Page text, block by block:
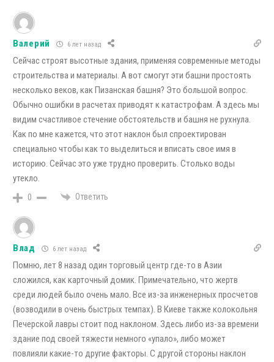
Валерий 6 лет назад
Сейчас строят высотные здания, применяя современные методы
строительства и материалы. А вот смогут эти башни простоять
несколько веков, как Пизанская башня? Это большой вопрос.
Обычно ошибки в расчетах приводят к катастрофам. А здесь мы
видим счастливое стечение обстоятельств и башня не рухнула.
Как по мне кажется, что этот наклон был спроектирован
специально чтобы как то выделиться и вписать свое имя в
историю. Сейчас это уже трудно проверить. Столько воды
утекло.
0 Ответить
Влад 6 лет назад
Помню, лет 8 назад один торговый центр где-то в Азии
сложился, как карточный домик. Примечательно, что жертв
среди людей было очень мало. Все из-за инженерных просчетов
(возводили в очень быстрых темпах). В Киеве также колокольня
Печерской лавры стоит под наклоном. Здесь либо из-за времени
здание под своей тяжести немного «упало», либо может
повлияли какие-то другие факторы. С другой стороны наклон